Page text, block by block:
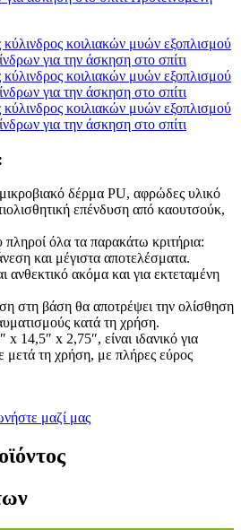
δέρμα PU, αφρώδες υλικό
επένδυση από καουτσούκ,
όλα τα παρακάτω κριτήρια:
και μέγιστα αποτελέσματα.
ανθεκτικό ακόμα και για εκτεταμένη
στη βάση θα αποτρέψει την ολίσθηση
κατά τη χρήση.
x 14,5″ x 2,75″, είναι ιδανικό για
μετά τη χρήση, με πλήρες εύρος
μαζί μας